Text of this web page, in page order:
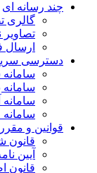
چند رسانه ای
گالری
تصاویر
ارسال
دسترسی سریع
سامانه
سامانه
سامانه
سامانه
قوانین و
قانون
آیین
قانون